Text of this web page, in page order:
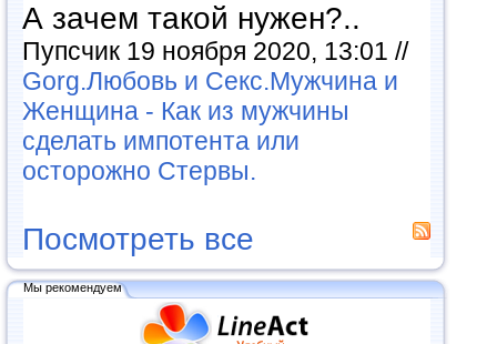
А зачем такой нужен?..
Пупсчик 19 ноября 2020, 13:01 //
Gorg.Любовь и Секс.Мужчина и
Женщина - Как из мужчины
сделать импотента или
осторожно Стервы.
Посмотреть все
Мы рекомендуем